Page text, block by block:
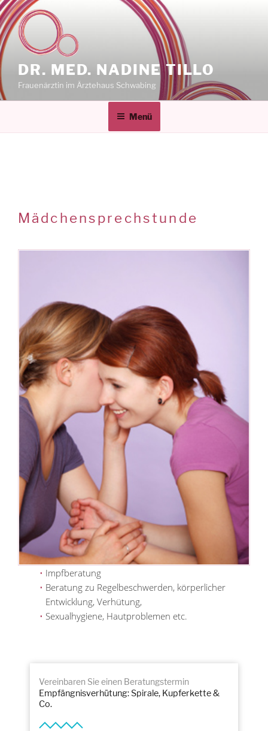
Zum
Inhalt
springen
DR. MED. NADINE TILLO
Frauenärztin im Ärztehaus Schwabing
Menü
Mädchensprechstunde
Impfberatung
Beratung zu Regelbeschwerden, körperlicher
Entwicklung, Verhütung,
Sexualhygiene, Hautproblemen etc.
Vereinbaren Sie einen Beratungstermin
Empfängnisverhütung: Spirale, Kupferkette &
Co.